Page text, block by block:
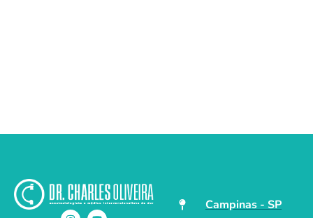
Campinas - SP